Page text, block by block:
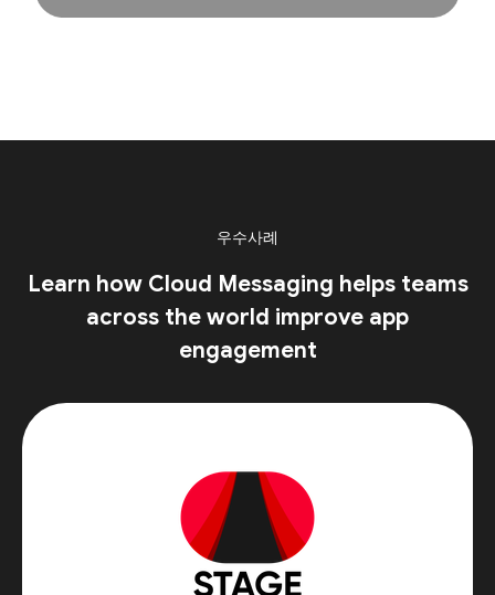
우수사례
Learn how Cloud Messaging helps teams
across the world improve app
engagement